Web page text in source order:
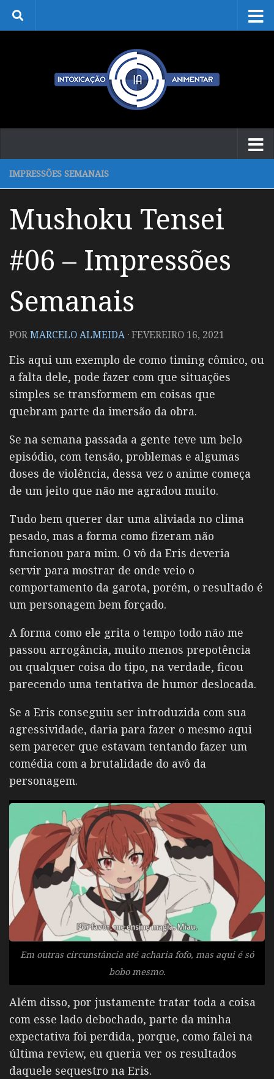
Skip to content
IMPRESSÕES SEMANAIS
Mushoku Tensei
#06 – Impressões
Semanais
PORMARCELO ALMEIDA ·FEVEREIRO 16, 2021
Eis aqui um exemplo de como timing cômico, ou
a falta dele, pode fazer com que situações
simples se transformem em coisas que
quebram parte da imersão da obra.
Se na semana passada a gente teve um belo
episódio, com tensão, problemas e algumas
doses de violência, dessa vez o anime começa
de um jeito que não me agradou muito.
Tudo bem querer dar uma aliviada no clima
pesado, mas a forma como fizeram não
funcionou para mim. O vô da Eris deveria
servir para mostrar de onde veio o
comportamento da garota, porém, o resultado é
um personagem bem forçado.
A forma como ele grita o tempo todo não me
passou arrogância, muito menos prepotência
ou qualquer coisa do tipo, na verdade, ficou
parecendo uma tentativa de humor deslocada.
Se a Eris conseguiu ser introduzida com sua
agressividade, daria para fazer o mesmo aqui
sem parecer que estavam tentando fazer um
comédia com a brutalidade do avô da
personagem.
Em outras circunstância até acharia fofo, mas aqui é só
bobo mesmo.
Além disso, por justamente tratar toda a coisa
com esse lado debochado, parte da minha
expectativa foi perdida, porque, como falei na
última review, eu queria ver os resultados
daquele sequestro na Eris.